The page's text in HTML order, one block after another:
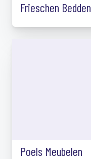
Frieschen Bedden
Poels Meubelen